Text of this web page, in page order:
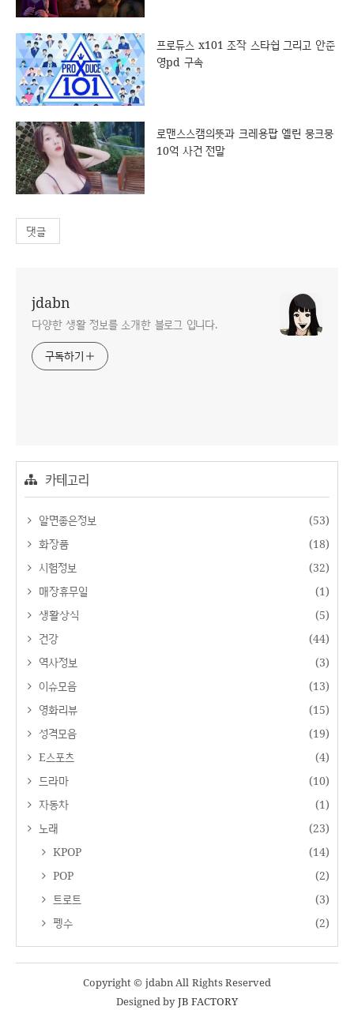
프로듀스 x101 조작 스타쉽 그리고 안준
영pd 구속
로맨스스캠의뜻과 크레용팝 엘린 뭉크뭉
10억 사건 전말
댓글
jdabn
다양한 생활 정보를 소개한 블로그 입니다.
구독하기
카테고리
알면좋은정보
(53)
화장품
(18)
시험정보
(32)
매장휴무일
(1)
생활상식
(5)
건강
(44)
역사정보
(3)
이슈모음
(13)
영화리뷰
(15)
성격모음
(19)
E스포츠
(4)
드라마
(10)
자동차
(1)
노래
(23)
KPOP
(14)
POP
(2)
트로트
(3)
펭수
(2)
Copyright © jdabn All Rights Reserved
Designed byJB FACTORY